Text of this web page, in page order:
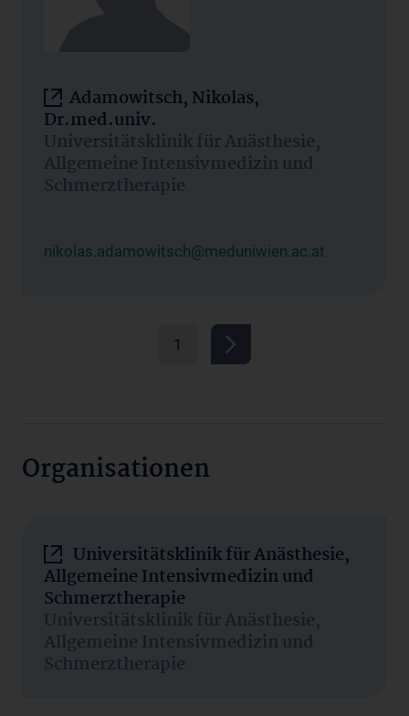
Adamowitsch, Nikolas,
Dr.med.univ.
Universitätsklinik für Anästhesie,
Allgemeine Intensivmedizin und
Schmerztherapie
nikolas.adamowitsch@meduniwien.ac.at
1
Organisationen
Universitätsklinik für Anästhesie,
Allgemeine Intensivmedizin und
Schmerztherapie
Universitätsklinik für Anästhesie,
Allgemeine Intensivmedizin und
Schmerztherapie